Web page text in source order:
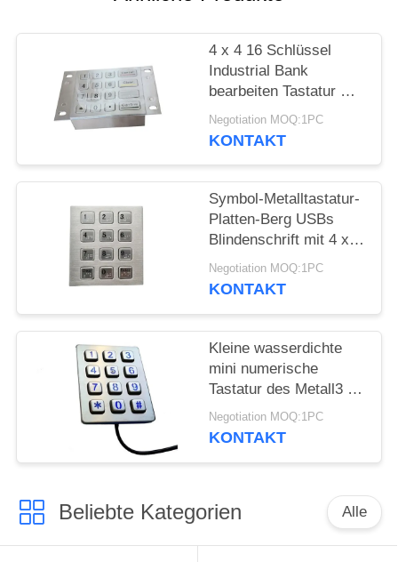
4 x 4 16 Schlüssel
Industrial Bank
bearbeiten Tastatur mit
Metallplatten-Berg-
Löchern maschinell
Negotiation MOQ:1PC
KONTAKT
Symbol-Metalltastatur-
Platten-Berg USBs
Blindenschrift mit 4 x 3
Schlüsseln/Metall
punktiert
Negotiation MOQ:1PC
KONTAKT
Kleine wasserdichte
mini numerische
Tastatur des Metall3 x
4 mit Matrix/USB-Kabel
Negotiation MOQ:1PC
KONTAKT
Beliebte Kategorien Alle